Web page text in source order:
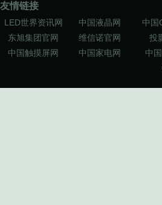
友情链接
LED世界资讯网 中国液晶网 中国
东旭集团官网
维信诺官网 投
中国触摸屏网
中国家电网 中